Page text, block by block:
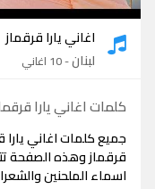
اغاني يارا قرقماز
لبنان- 10 اغاني
كلمات اغاني يارا
جميع كلمات اغاني يارا
قرقماز وهذه الصفحة
اسماء الملحنين